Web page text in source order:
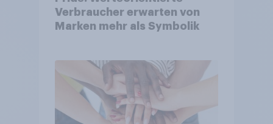
Verbraucher erwarten von
Marken mehr als Symbolik